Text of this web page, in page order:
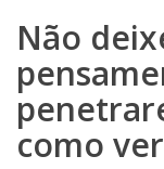
Não
como